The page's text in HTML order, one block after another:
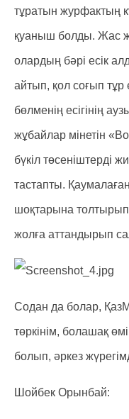
тұратын журфактың
қуаныш болды. Жас
олардың бәрі есік
айтып, қол соғып тұр
бөлменің есігінің
жұбайлар мінетін
бүкіл төсеніштерді
тастапты.
шоқтарына
жолға аттандырып
Содан да болар,
төркінім, болашақ
болып, әркез
Шойбек Орынбай: